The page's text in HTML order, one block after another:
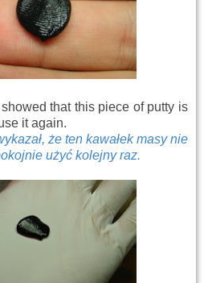
that this piece of putty is
it again.
że ten kawałek masy nie
użyć kolejny raz.